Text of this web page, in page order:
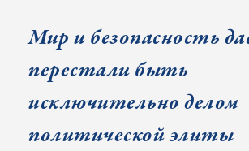
Мир и безопасность
перестали быть
исключительно делом
политической элиты